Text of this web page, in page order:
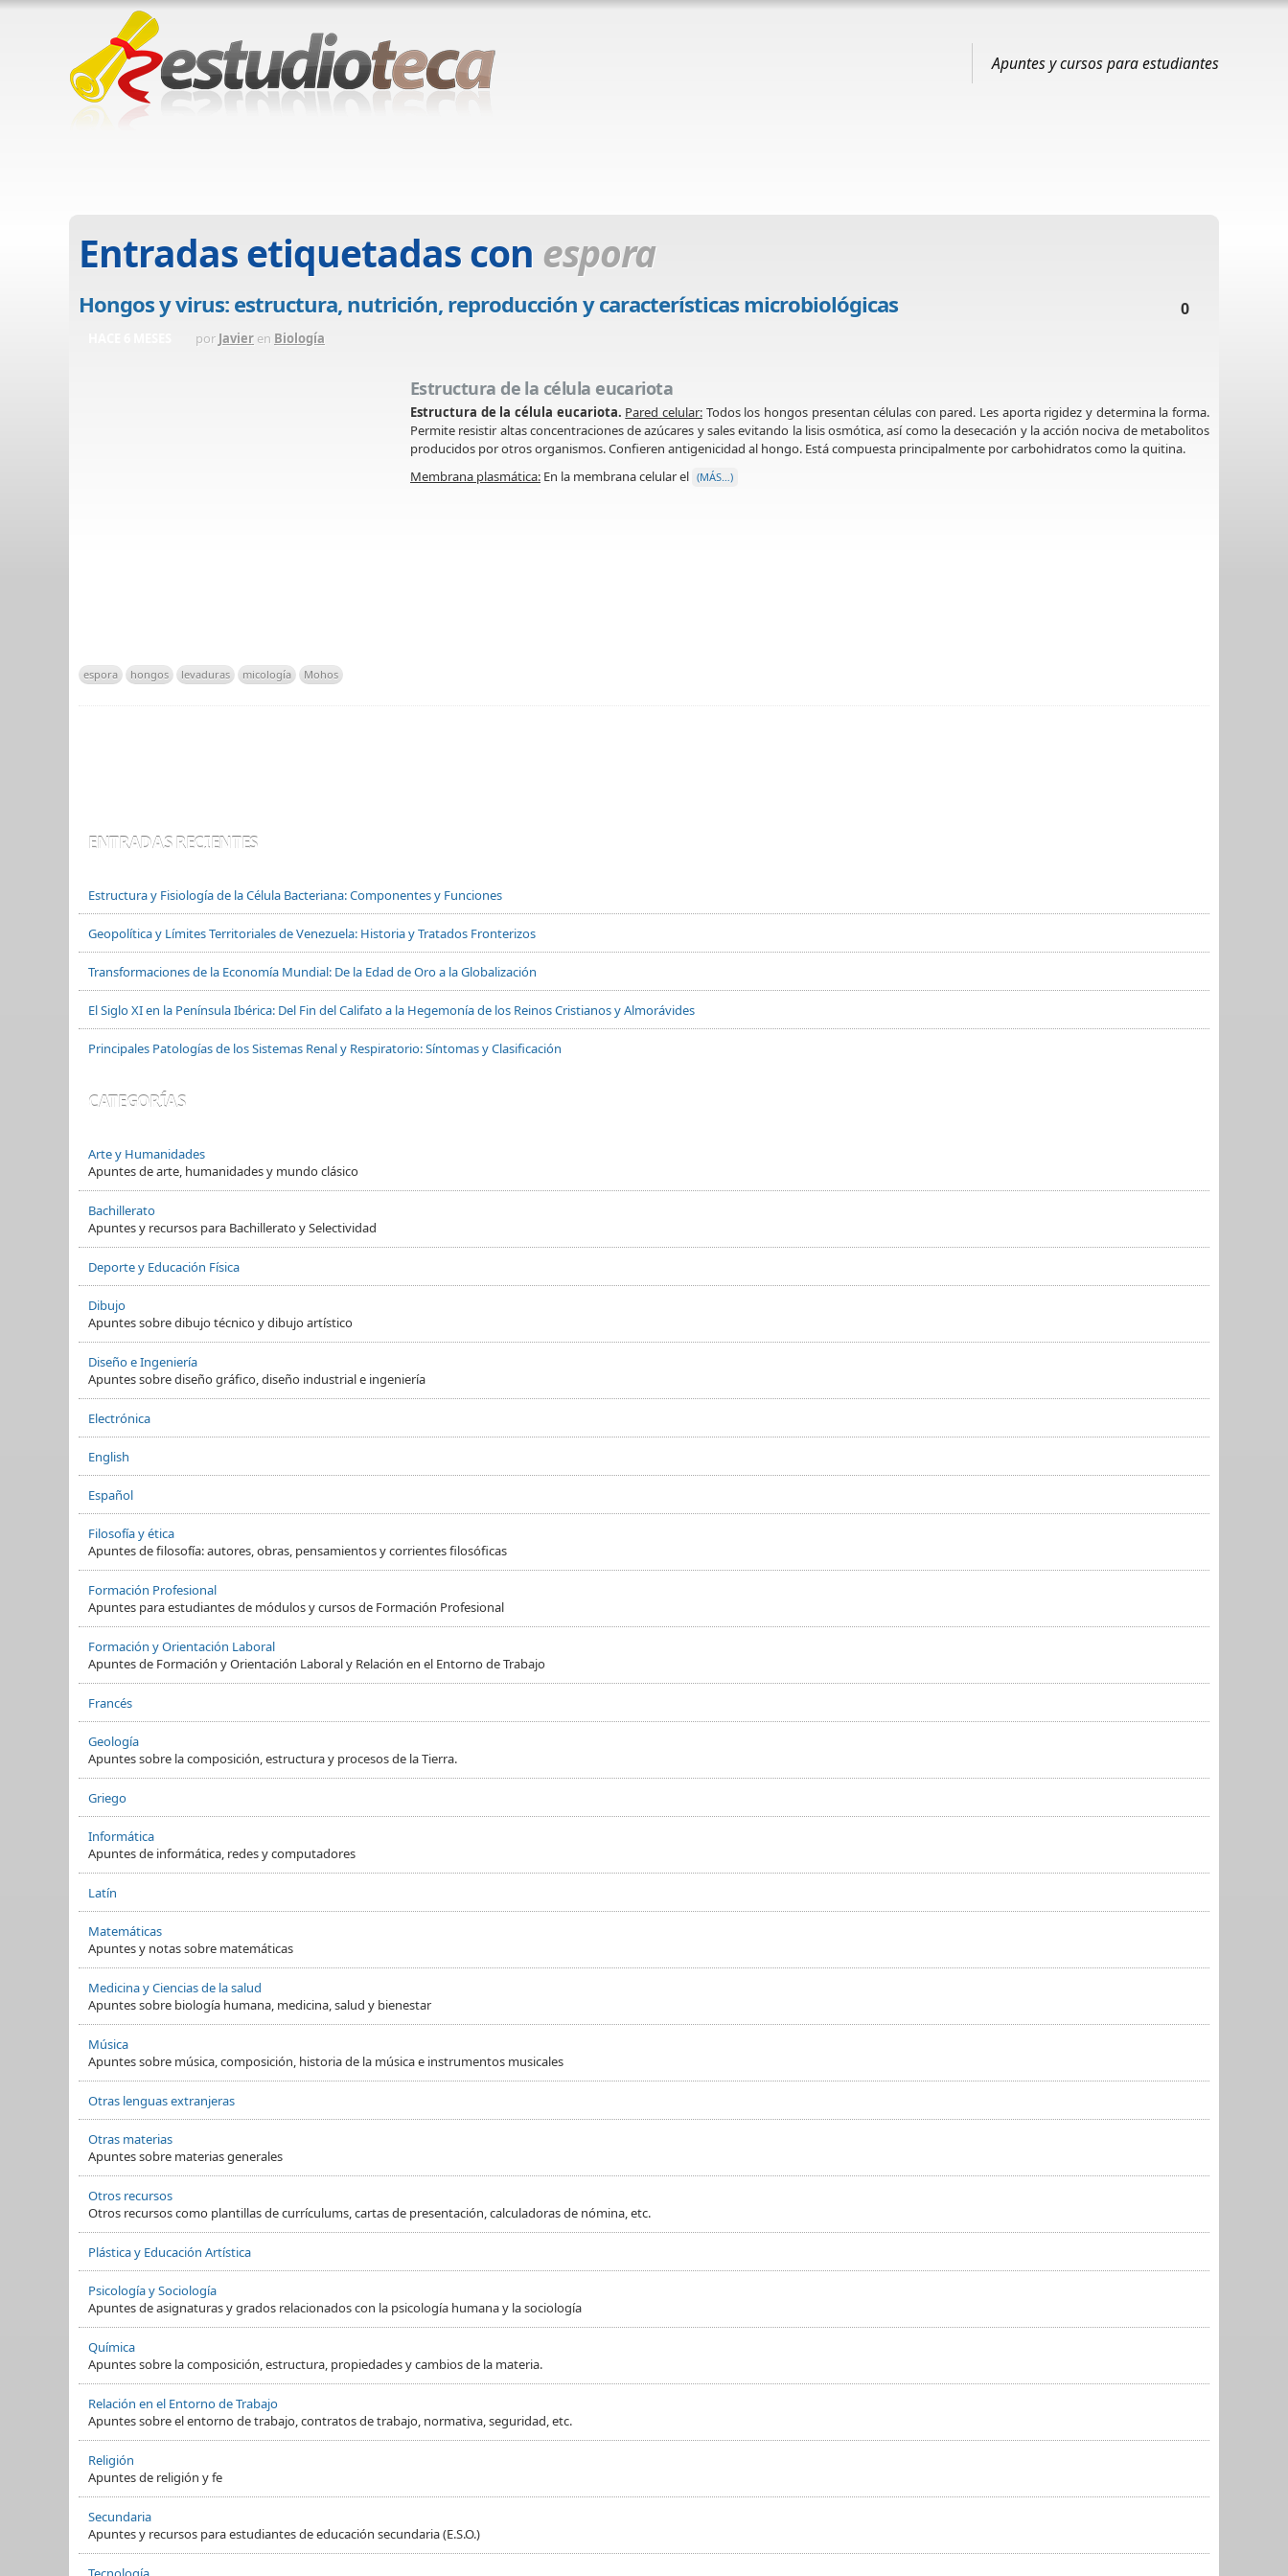
Apuntes y cursos para estudiantes
Entradas etiquetadas con espora
Hongos y virus: estructura, nutrición, reproducción y características microbiológicas 0
por Javier en Biología
Estructura de la célula eucariota
Estructura de la célula eucariota. Pared celular:Todos los hongos presentan células con pared. Les aporta rigidez y determina la forma.
Permite resistir altas concentraciones de azúcares y sales evitando la lisis osmótica, así como la desecación y la acción nociva de metabolitos
producidos por otros organismos. Confieren antigenicidad al hongo. Está compuesta principalmente por carbohidratos como la quitina.
Membrana plasmática: En la membrana celular el (MÁS…)
espora hongos levaduras micología Mohos
ENTRADAS RECIENTES
Estructura y Fisiología de la Célula Bacteriana: Componentes y Funciones
Geopolítica y Límites Territoriales de Venezuela: Historia y Tratados Fronterizos
Transformaciones de la Economía Mundial: De la Edad de Oro a la Globalización
El Siglo XI en la Península Ibérica: Del Fin del Califato a la Hegemonía de los Reinos Cristianos y Almorávides
Principales Patologías de los Sistemas Renal y Respiratorio: Síntomas y Clasificación
CATEGORÍAS
Arte y Humanidades
Apuntes de arte, humanidades y mundo clásico
Bachillerato
Apuntes y recursos para Bachillerato y Selectividad
Deporte y Educación Física
Dibujo
Apuntes sobre dibujo técnico y dibujo artístico
Diseño e Ingeniería
Apuntes sobre diseño gráfico, diseño industrial e ingeniería
Electrónica
English
Español
Filosofía y ética
Apuntes de filosofía: autores, obras, pensamientos y corrientes filosóficas
Formación Profesional
Apuntes para estudiantes de módulos y cursos de Formación Profesional
Formación y Orientación Laboral
Apuntes de Formación y Orientación Laboral y Relación en el Entorno de Trabajo
Francés
Geología
Apuntes sobre la composición, estructura y procesos de la Tierra.
Griego
Informática
Apuntes de informática, redes y computadores
Latín
Matemáticas
Apuntes y notas sobre matemáticas
Medicina y Ciencias de la salud
Apuntes sobre biología humana, medicina, salud y bienestar
Música
Apuntes sobre música, composición, historia de la música e instrumentos musicales
Otras lenguas extranjeras
Otras materias
Apuntes sobre materias generales
Otros recursos
Otros recursos como plantillas de currículums, cartas de presentación, calculadoras de nómina, etc.
Plástica y Educación Artística
Psicología y Sociología
Apuntes de asignaturas y grados relacionados con la psicología humana y la sociología
Química
Apuntes sobre la composición, estructura, propiedades y cambios de la materia.
Relación en el Entorno de Trabajo
Apuntes sobre el entorno de trabajo, contratos de trabajo, normativa, seguridad, etc.
Religión
Apuntes de religión y fe
Secundaria
Apuntes y recursos para estudiantes de educación secundaria (E.S.O.)